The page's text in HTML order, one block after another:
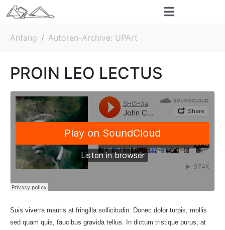
Anfang Autoren-Archive: UPArt
PROIN LEO LECTUS
Suis viverra mauris at fringilla sollicitudin. Donec dolor turpis, mollis
sed quam quis, faucibus gravida tellus. In dictum tristique purus, at